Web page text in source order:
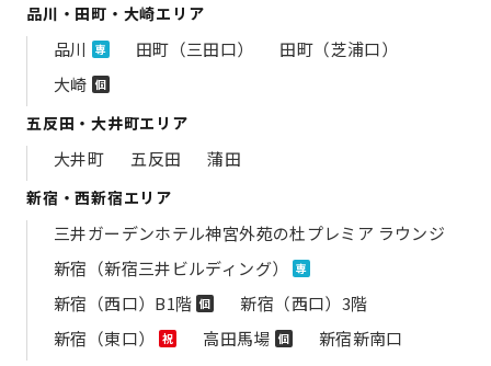
品川・田町・大崎エリア
品川 専 田町（三田口）
田町（芝浦口）
大崎 個
五反田・大井町エリア
大井町 五反田 蒲田
新宿・西新宿エリア
三井ガーデンホテル神宮外苑の​杜プレミア ラウンジ
新宿（新宿三井ビルディング）
専
新宿（西口）B1階 個
新宿（西口）3階
新宿（東口）
祝 高田馬場 個 新宿新南口